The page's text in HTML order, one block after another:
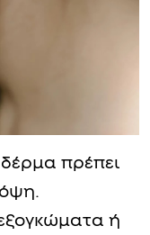
πρέπει
εξογκώματα ή